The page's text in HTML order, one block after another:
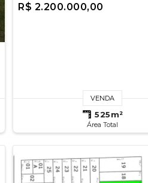
R$ 2.200.000,00
VENDA
525m²
Área Total